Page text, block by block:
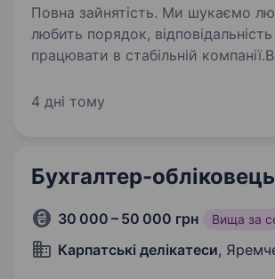
Повна зайнятість. Ми шукаємо людину, яка
любить порядок, відповідальність
працювати в стабільній
комірник це важлива операційна
4 дні тому
Бухгалтер-обліковець
30 000 – 50 000 грн Вища за
Карпатські делікатеси,